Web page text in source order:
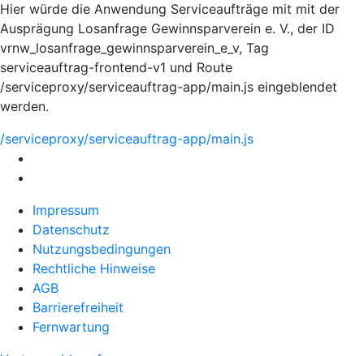
Hier würde die Anwendung Serviceaufträge mit mit der
Ausprägung Losanfrage Gewinnsparverein e. V., der ID
vrnw_losanfrage_gewinnsparverein_e_v, Tag
serviceauftrag-frontend-v1 und Route
/serviceproxy/serviceauftrag-app/main.js eingeblendet
werden.
/serviceproxy/serviceauftrag-app/main.js
Impressum
Datenschutz
Nutzungsbedingungen
Rechtliche Hinweise
AGB
Barrierefreiheit
Fernwartung